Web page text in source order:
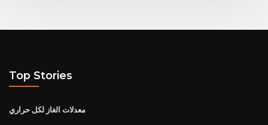
Top Stories
معدلات الغاز لكل حراري